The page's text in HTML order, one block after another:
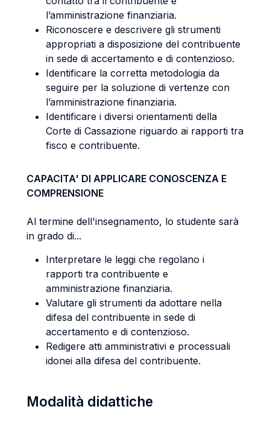
l’amministrazione finanziaria.
Riconoscere e descrivere gli strumenti
appropriati a disposizione del contribuente
in sede di accertamento e di contenzioso.
Identificare la corretta metodologia da
seguire per la soluzione di vertenze con
l’amministrazione finanziaria.
Identificare i diversi orientamenti della
Corte di Cassazione riguardo ai rapporti tra
fisco e contribuente.
CAPACITA' DI APPLICARE CONOSCENZA E
COMPRENSIONE
Al termine dell'insegnamento, lo studente sarà
in grado di...
Interpretare le leggi che regolano i
rapporti tra contribuente e
amministrazione finanziaria.
Valutare gli strumenti da adottare nella
difesa del contribuente in sede di
accertamento e di contenzioso.
Redigere atti amministrativi e processuali
idonei alla difesa del contribuente.
Modalità didattiche